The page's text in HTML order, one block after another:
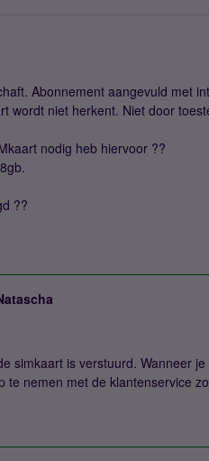
Abonnement aangevuld met
wordt niet herkent. Niet door
nodig heb hiervoor ??
??
simkaart is verstuurd. Wanneer
te nemen met de klantenservice